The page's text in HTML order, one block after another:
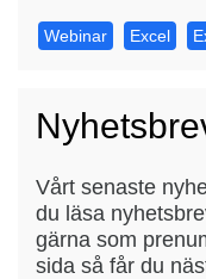
Webinar Excel
Vårt senaste
du läsa
gärna som
sida så får du